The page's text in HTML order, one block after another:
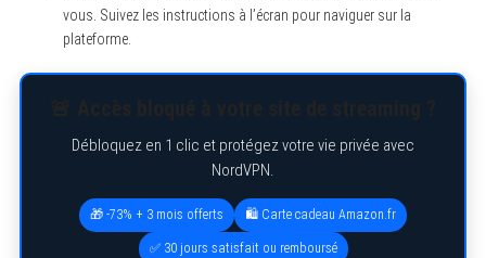
vous. Suivez les instructions à l’écran pour naviguer sur la
plateforme.
Débloquez en 1 clic et protégez votre vie privée avec
NordVPN.
🎁 -73% + 3 mois offerts 🛍️ Carte cadeau Amazon.fr
✅ 30 jours satisfait ou remboursé